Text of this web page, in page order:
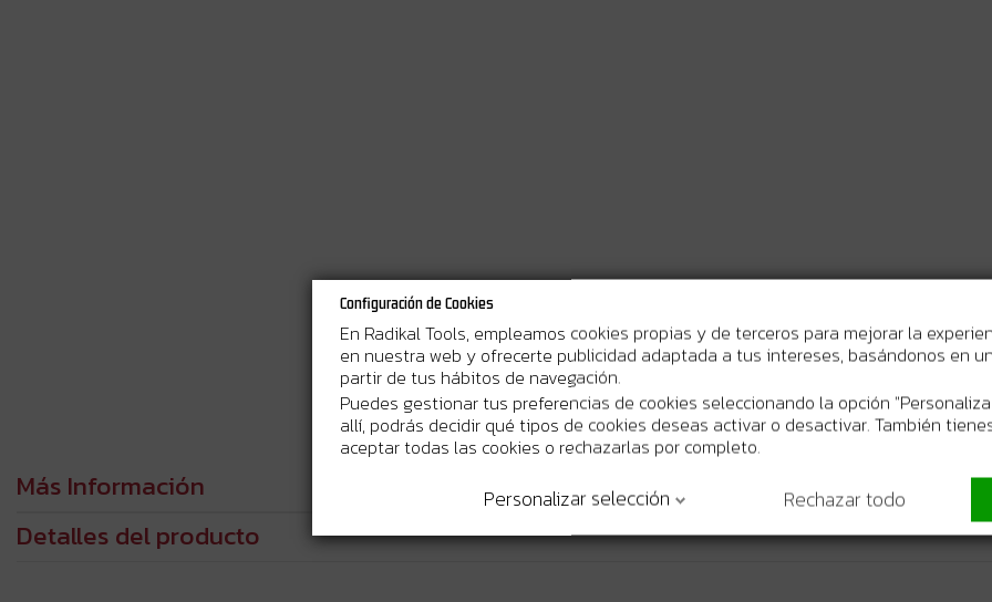
Más Información
Detalles del producto
Configuración de Cookies
En Radikal Tools, empleamos cookies propias y de terceros para mejorar la
en nuestra web y ofrecerte publicidad adaptada a tus intereses, basándonos en
partir de tus hábitos de navegación.
Puedes gestionar tus preferencias de cookies seleccionando la opción
allí, podrás decidir qué tipos de cookies deseas activar o desactivar. También
aceptar todas las cookies o rechazarlas por completo.
Personalizar selección Rechazar todo